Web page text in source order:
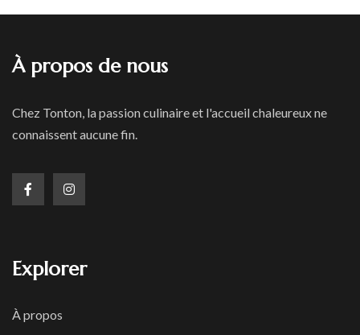
À propos de nous
Chez Tonton, la passion culinaire et l'accueil chaleureux ne
connaissent aucune fin.
Explorer
À propos